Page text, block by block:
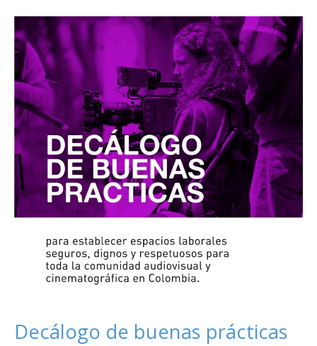
Decálogo de buenas prácticas